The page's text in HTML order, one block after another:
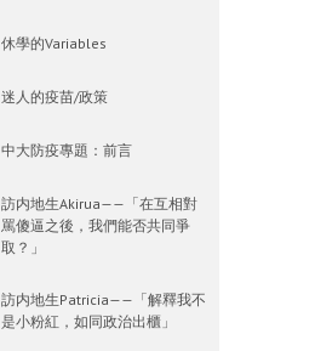
休學的Variables
迷人的疫苗/政策
中大防疫專題：前言
訪内地生Akirua——「在互相對
罵傻逼之後，我們能否共同爭
取？」
訪内地生Patricia——「解釋我不
是小粉紅，如同政治出櫃」